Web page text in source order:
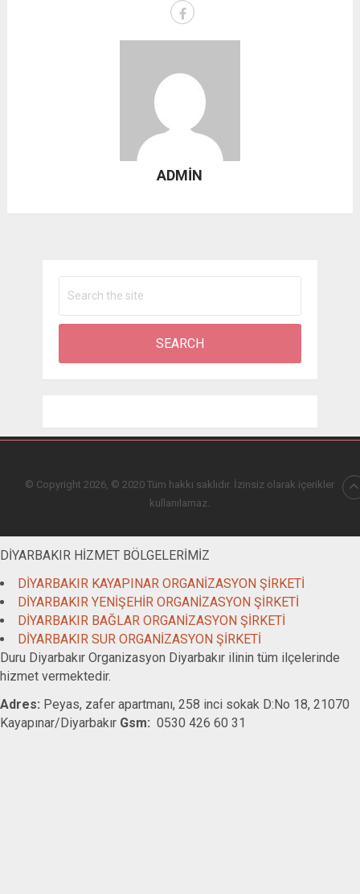
ADMIN
© Copyright 2026, © 2020 Tüm hakkı saklıdır. İzinsiz olarak içerikler
kullanılamaz.
DİYARBAKIR HİZMET BÖLGELERİMİZ
DİYARBAKIR KAYAPINAR ORGANİZASYON ŞİRKETİ
DİYARBAKIR YENİŞEHİR ORGANİZASYON ŞİRKETİ
DİYARBAKIR BAĞLAR ORGANİZASYON ŞİRKETİ
DİYARBAKIR SUR ORGANİZASYON ŞİRKETİ
Duru Diyarbakır Organizasyon Diyarbakır ilinin tüm ilçelerinde
hizmet vermektedir.
Adres: Peyas, zafer apartmanı, 258 inci sokak D:No 18, 21070
Kayapınar/Diyarbakır Gsm: 0530 426 60 31